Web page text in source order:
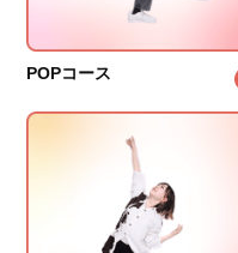
POPコース